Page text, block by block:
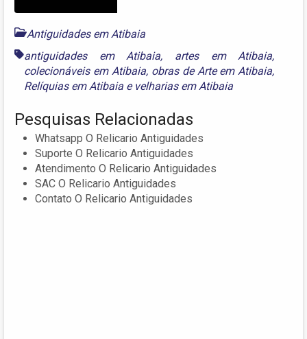
Antiguidades em Atibaia
antiguidades em Atibaia, artes em Atibaia,
colecionáveis em Atibaia, obras de Arte em Atibaia,
Relíquias em Atibaia e velharias em Atibaia
Pesquisas Relacionadas
Whatsapp O Relicario Antiguidades
Suporte O Relicario Antiguidades
Atendimento O Relicario Antiguidades
SAC O Relicario Antiguidades
Contato O Relicario Antiguidades